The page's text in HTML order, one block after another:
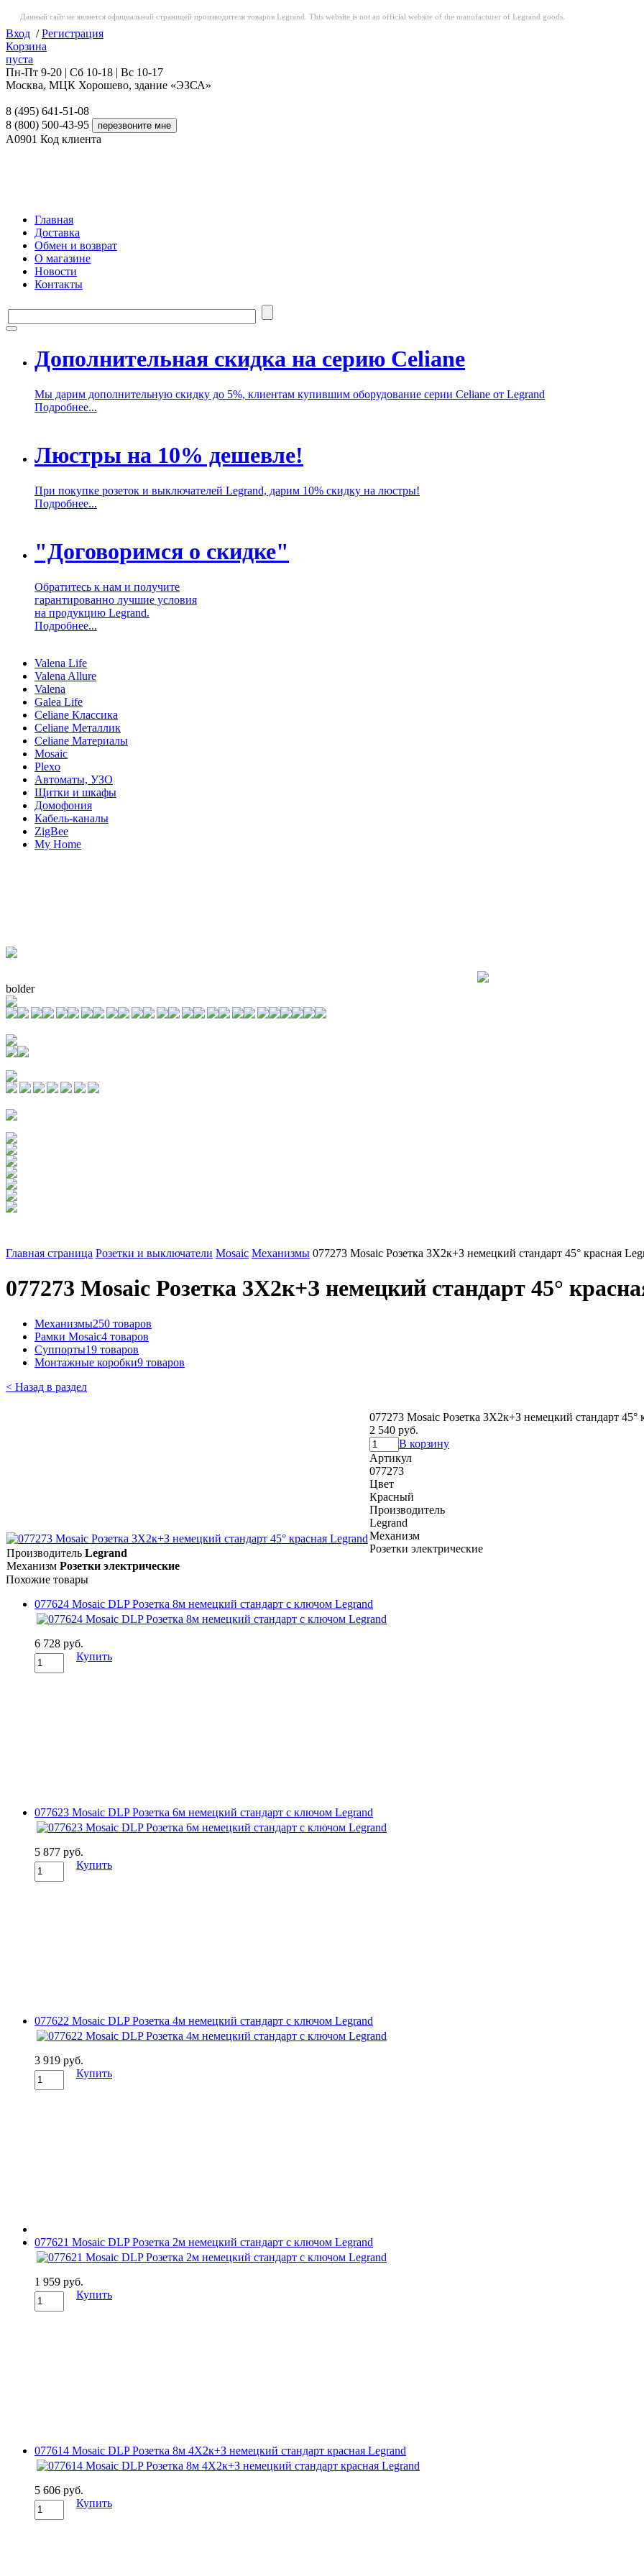
Данный сайт не является официальной страницей производителя товаров Legrand. This website is not an official website of the manufacturer of Legrand goods.
Вход /Регистрация
Корзина
пуста
Пн-Пт 9-20 | Сб 10-18 | Вс 10-17
Москва, МЦК Хорошево, здание «ЭЗСА»
8 (495) 641-51-08
8 (800) 500-43-95
A0901 Код клиента
Главная
Доставка
Обмен и возврат
О магазине
Новости
Контакты
Дополнительная скидка на серию Celiane
Мы дарим дополнительную скидку до 5%, клиентам купившим оборудование серии Celiane от Legrand
Подробнее...
Люстры на 10% дешевле!
При покупке розеток и выключателей Legrand, дарим 10% скидку на люстры!
Подробнее...
"Договоримся о скидке"
Обратитесь к нам и получите
гарантированно лучшие условия
на продукцию Legrand.
Подробнее...
Valena Life
Valena Allure
Valena
Galea Life
Celiane Классика
Celiane Металлик
Celiane Материалы
Mosaic
Plexo
Автоматы, УЗО
Щитки и шкафы
Домофония
Кабель-каналы
ZigBee
My Home
bolder
Главная страница Розетки и выключатели Mosaic Механизмы 077273 Mosaic Розетка 3Х2к+З немецкий стандарт 45° красная
077273 Mosaic Розетка 3Х2к+З немецкий стандарт 45°
Механизмы250 товаров
Рамки Mosaic4 товаров
Суппорты19 товаров
Монтажные коробки9 товаров
< Назад в раздел
077273 Mosaic Розетка 3Х2к+З немецкий стандарт 45°
2 540 руб.
В корзину
Артикул
077273
Цвет
Красный
Производитель
Legrand
Механизм
Розетки электрические
Производитель Legrand
Механизм Розетки электрические
Похожие товары
077624 Mosaic DLP Розетка 8м немецкий стандарт с ключом Legrand
6 728 руб.
Купить
077623 Mosaic DLP Розетка 6м немецкий стандарт с ключом Legrand
5 877 руб.
Купить
077622 Mosaic DLP Розетка 4м немецкий стандарт с ключом Legrand
3 919 руб.
Купить
077621 Mosaic DLP Розетка 2м немецкий стандарт с ключом Legrand
1 959 руб.
Купить
077614 Mosaic DLP Розетка 8м 4Х2к+З немецкий стандарт красная Legrand
5 606 руб.
Купить